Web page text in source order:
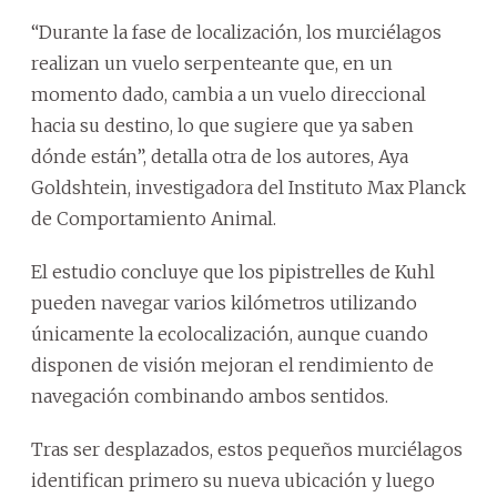
“Durante la fase de localización, los murciélagos
realizan un vuelo serpenteante que, en un
momento dado, cambia a un vuelo direccional
hacia su destino, lo que sugiere que ya saben
dónde están”, detalla otra de los autores, Aya
Goldshtein, investigadora del Instituto Max Planck
de Comportamiento Animal.
El estudio concluye que los pipistrelles de Kuhl
pueden navegar varios kilómetros utilizando
únicamente la ecolocalización, aunque cuando
disponen de visión mejoran el rendimiento de
navegación combinando ambos sentidos.
Tras ser desplazados, estos pequeños murciélagos
identifican primero su nueva ubicación y luego